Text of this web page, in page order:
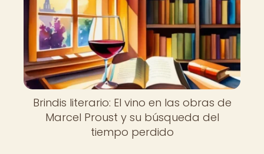
Brindis literario: El vino en las obras de
Marcel Proust y su búsqueda del
tiempo perdido